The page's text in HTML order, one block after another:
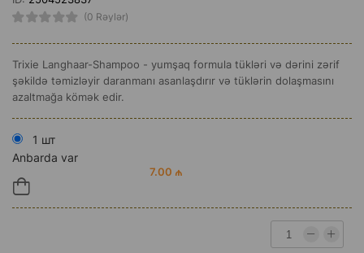
(0 Rəylər)
Trixie Langhaar-Shampoo - yumşaq formula tükləri və dərini zərif
şəkildə təmizləyir daranmanı asanlaşdırır və tüklərin dolaşmasını
azaltmağa kömək edir.
1 шт
Anbarda var
7.00 ₼